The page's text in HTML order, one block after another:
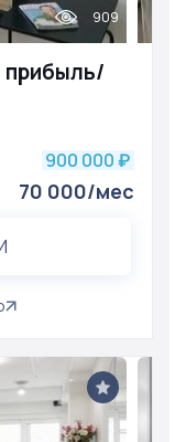
прибыль/
909
900 000 ₽
70 000/мес